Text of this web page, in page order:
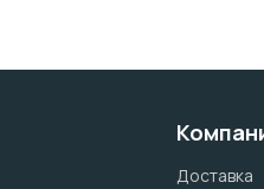
Доставка